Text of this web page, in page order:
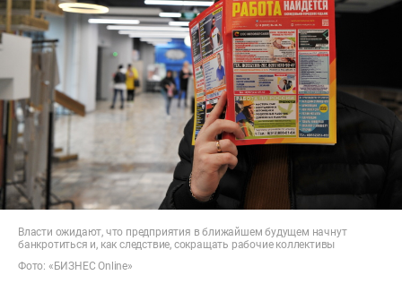
Власти ожидают, что предприятия в ближайшем будущем начнут
банкротиться и, как следствие, сокращать рабочие коллективы
Фото: «БИЗНЕС Online»